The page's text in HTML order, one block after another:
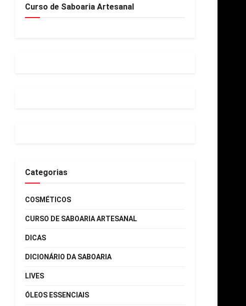
Curso de Saboaria Artesanal
Categorias
COSMÉTICOS
CURSO DE SABOARIA ARTESANAL
DICAS
DICIONÁRIO DA SABOARIA
LIVES
ÓLEOS ESSENCIAIS